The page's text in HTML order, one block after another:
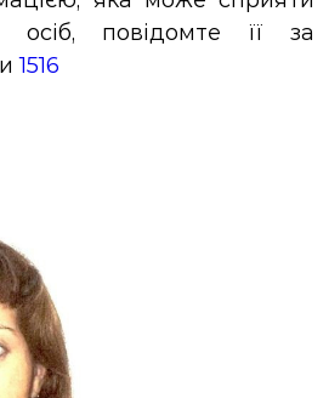
повідомте її за
1516